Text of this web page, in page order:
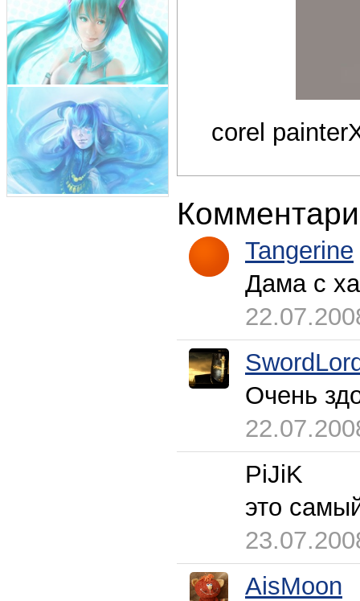
corel
Tangerine
Дама с
Очень
PiJiK
это
AisMoon